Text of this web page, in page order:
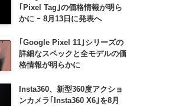
｢Pixel Tag｣の価格情報が明ら
かに ｰ 8月13日に発表へ
｢Google Pixel 11｣シリーズの
詳細なスペックと全モデルの価
格情報が明らかに
Insta360、新型360度アクショ
ンカメラ｢Insta360 X6｣を8月